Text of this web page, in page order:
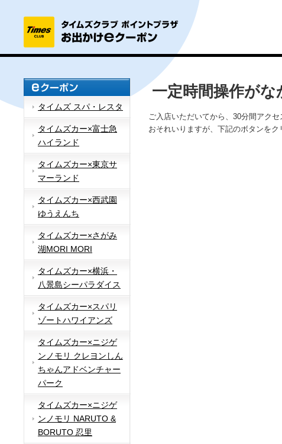
タイムズ スパ・レスタ
タイムズカー×富士急
ハイランド
タイムズカー×東京サ
マーランド
タイムズカー×西武園
ゆうえんち
タイムズカー×さがみ
湖MORI MORI
タイムズカー×横浜・
八景島シーパラダイス
タイムズカー×スパリ
ゾートハワイアンズ
タイムズカー×ニジゲ
ンノモリ クレヨンしん
ちゃんアドベンチャー
パーク
タイムズカー×ニジゲ
ンノモリ NARUTO &
BORUTO 忍里
一定時間操作が
ご入店いただいてから、30分間アク
おそれいりますが、下記のボタンをク